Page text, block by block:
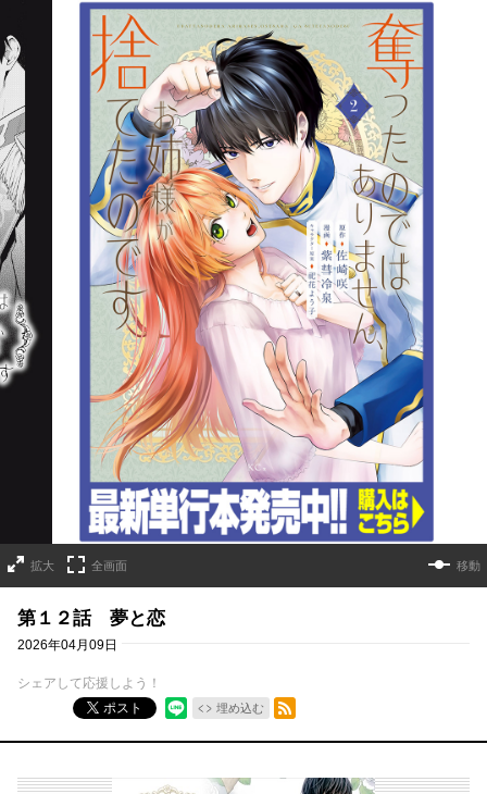
詳細ページへのリンク
拡大 全画面 移動
第１２話 夢と恋
2026年04月09日
シェアして応援しよう！
ポスト
埋め込む
RSSフィード